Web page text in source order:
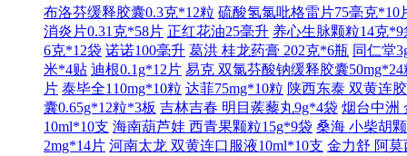
布洛芬缓释胶囊0.3克*12粒 硫酸氢氯吡格雷片75毫克*10
消炎片0.31克*58片 正红花油25毫升 养心生脉颗粒14克*9
6克*12袋 诺诺100毫升 葛洪 桂龙药膏 202克*6瓶 同仁堂
米*4贴 迪根0.1g*12片 易克 双氯芬酸钠缓释胶囊50mg*24
片 泰毕全110mg*10粒 达菲75mg*10粒 陕西东泰 双黄连
囊0.65g*12粒*3板 吉林吉春 明目蒺藜丸9g*4袋 烟台中洲
10ml*10支 海南葫芦娃 西青果颗粒15g*9袋 桑海 小柴胡
2mg*14片 河南太龙 双黄连口服液10ml*10支 金力舒 阿莫